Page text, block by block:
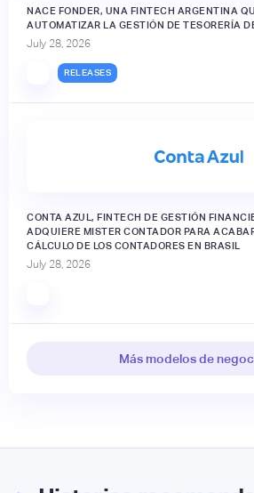
NACE FONDER, UNA FINTECH ARGENTINA
AUTOMATIZAR LA GESTIÓN DE TESORERÍA
July 28, 2026
RELEASES
CONTA AZUL, FINTECH DE GESTIÓN
ADQUIERE MISTER CONTADOR PARA
CÁLCULO DE LOS CONTADORES EN BRASIL
July 28, 2026
Más modelos de